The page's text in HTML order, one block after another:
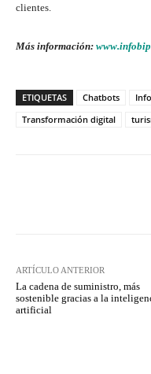
clientes.
Más información:
ETIQUETAS Chatbots
Transformación digital
ARTÍCULO ANTERIOR
La cadena de suministro, más
sostenible gracias a la
artificial